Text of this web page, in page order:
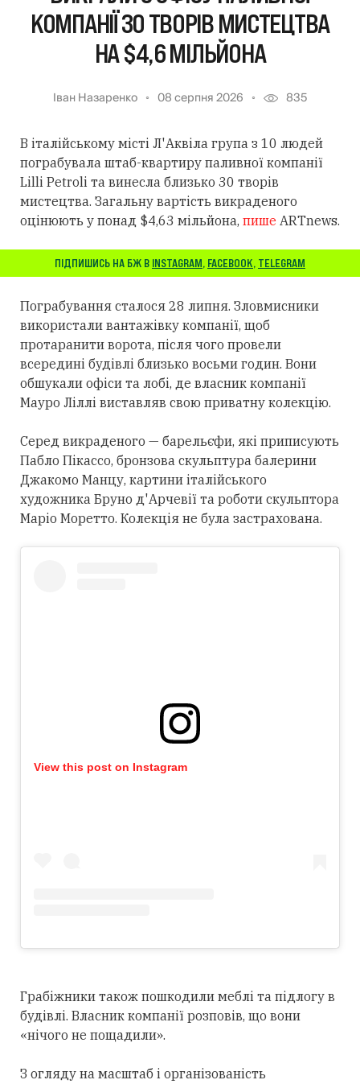
КОМПАНІЇ 30 ТВОРІВ МИСТЕЦТВА
НА $4,6 МІЛЬЙОНА
Іван Назаренко 08 серпня 2026 835
В італійському місті Л'Аквіла група з 10 людей
пограбувала штаб-квартиру паливної компанії
Lilli Petroli та винесла близько 30 творів
мистецтва. Загальну вартість викраденого
оцінюють у понад $4,63 мільйона, пише ARTnews.
ПІДПИШИСЬ НА БЖ В INSTAGRAM, FACEBOOK, TELEGRAM
Пограбування сталося 28 липня. Зловмисники
використали вантажівку компанії, щоб
протаранити ворота, після чого провели
всередині будівлі близько восьми годин. Вони
обшукали офіси та лобі, де власник компанії
Мауро Ліллі виставляв свою приватну колекцію.
Серед викраденого — барельєфи, які приписують
Пабло Пікассо, бронзова скульптура балерини
Джакомо Манцу, картини італійського
художника Бруно д'Арчевії та роботи скульптора
Маріо Моретто. Колекція не була застрахована.
View this post on Instagram
Грабіжники також пошкодили меблі та підлогу в
будівлі. Власник компанії розповів, що вони
«нічого не пощадили».
З огляду на масштаб і організованість